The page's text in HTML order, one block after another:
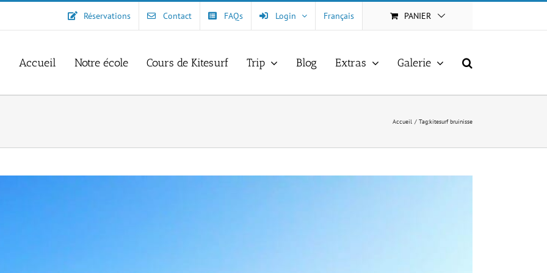
Réservations Contact FAQs Login Français PANIER
Accueil Notre école Cours de Kitesurf Trip Blog Extras Galerie
Accueil Tag:kitesurf bruinisse